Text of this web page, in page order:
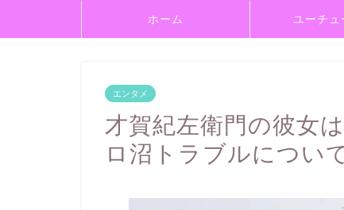
ホーム ユーチュ
エンタメ
才賀紀左衛門の彼女
ロ沼トラブルについ